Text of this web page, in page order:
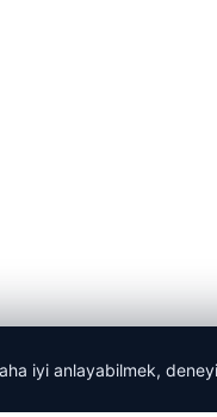
iyi anlayabilmek,